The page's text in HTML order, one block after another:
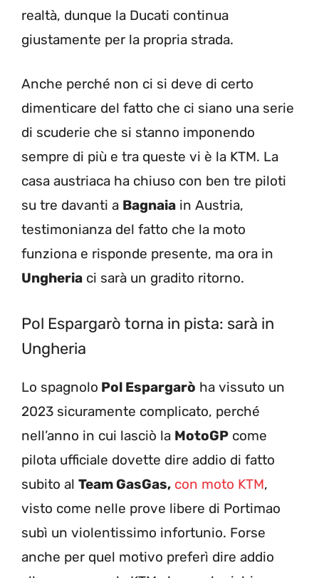
realtà, dunque la Ducati continua
giustamente per la propria strada.
Anche perché non ci si deve di certo
dimenticare del fatto che ci siano una serie
di scuderie che si stanno imponendo
sempre di più e tra queste vi è la KTM. La
casa austriaca ha chiuso con ben tre piloti
su tre davanti a Bagnaia in Austria,
testimonianza del fatto che la moto
funziona e risponde presente, ma ora in
Ungheria ci sarà un gradito ritorno.
Pol Espargarò torna in pista: sarà in
Ungheria
Lo spagnolo Pol Espargarò ha vissuto un
2023 sicuramente complicato, perché
nell’anno in cui lasciò la MotoGP come
pilota ufficiale dovette dire addio di fatto
subito al Team GasGas, con moto KTM,
visto come nelle prove libere di Portimao
subì un violentissimo infortunio. Forse
anche per quel motivo preferì dire addio